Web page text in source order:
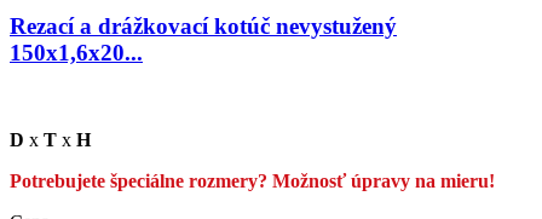
Rezací a drážkovací kotúč nevystužený
150x1,6x20...
D x T x H
Potrebujete špeciálne rozmery? Možnosť úpravy na mieru!